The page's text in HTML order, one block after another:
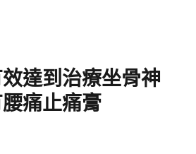
達到治療坐骨神
痛止痛膏